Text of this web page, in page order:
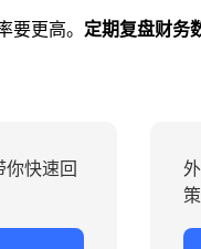
更高。 定期复盘财务
你快速回